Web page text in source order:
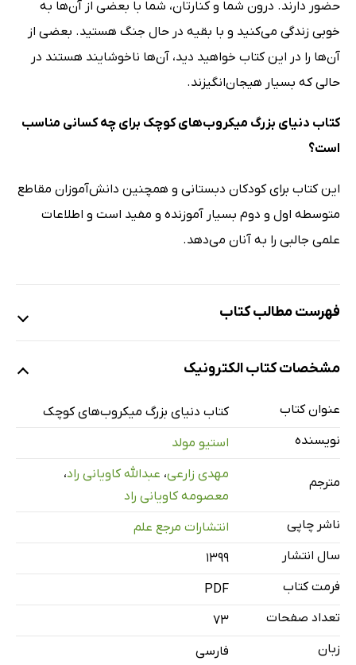
حضور دارند. درون شما و کنارتان، شما با بعضی از آن‌ها به
خوبی زندگی می‌کنید و با بقیه در حال جنگ هستید. بعضی از
آن‌ها را در این کتاب خواهید دید، آن‌ها ناخوشایند هستند در
حالی که بسیار هیجان‌انگیزند.
کتاب دنیای بزرگ میکروب‌های کوچک برای چه کسانی مناسب
است؟
این کتاب برای کودکان دبستانی و همچنین دانش‌آموزان مقاطع
متوسطه اول و دوم بسیار آموزنده و مفید است و اطلاعات
علمی جالبی را به آنان می‌دهد.
فهرست مطالب کتاب
میکروب چیست؟
دیدن باور کردن است
رشد و تقسیم
آیا یک ماهی مرکب می‌تواند بدرخشد؟
در بدن شما
باکتری‌های بد
باکتری‌های ابرقدرت
مشخصات کتاب الکترونیک
عنوان کتاب
کتاب دنیای بزرگ میکروب‌های کوچک
نویسنده
استیو مولد
مترجم
مهدی زارعی، عبدالله کاویانی راد،
معصومه کاویانی راد
ناشر چاپی
انتشارات مرجع علم
سال انتشار
۱۳۹۹
فرمت کتاب
PDF
تعداد صفحات
73
زبان
فارسی